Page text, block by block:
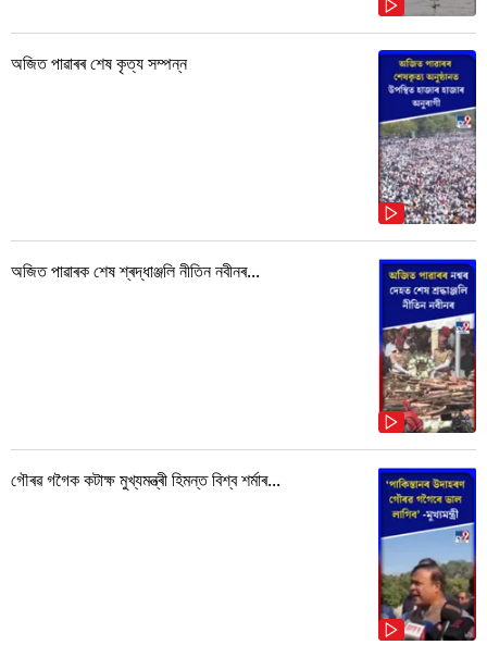
অজিত পাৱাৰৰ শেষ কৃত্য সম্পন্ন
অজিত পাৱাৰক শেষ শ্ৰদ্ধাঞ্জলি নীতিন নবীনৰ...
গৌৰৱ গগৈক কটাক্ষ মুখ্যমন্ত্ৰী হিমন্ত বিশ্ব শৰ্মাৰ...